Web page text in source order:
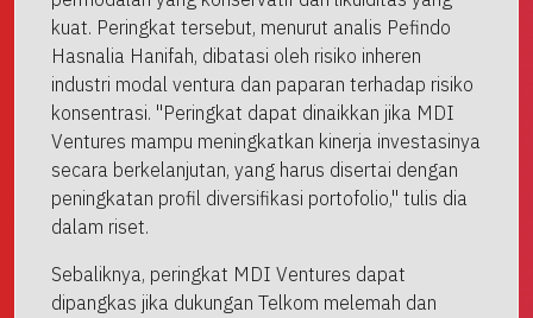
kuat. Peringkat tersebut, menurut analis Pefindo
Hasnalia Hanifah, dibatasi oleh risiko inheren
industri modal ventura dan paparan terhadap risiko
konsentrasi. "Peringkat dapat dinaikkan jika MDI
Ventures mampu meningkatkan kinerja investasinya
secara berkelanjutan, yang harus disertai dengan
peningkatan profil diversifikasi portofolio," tulis dia
dalam riset.
Sebaliknya, peringkat MDI Ventures dapat
dipangkas jika dukungan Telkom melemah dan